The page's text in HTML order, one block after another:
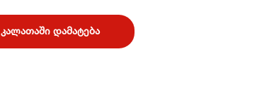
კალათაში დამატება